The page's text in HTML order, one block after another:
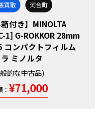
買取 河合町
箱付き】MINOLTA
1] G-ROKKOR 28mm
コンパクトフィルム
ミノルタ
的な中古品)
¥71,000